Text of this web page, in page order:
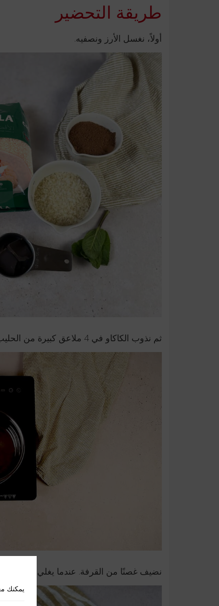
طريقة التحضير
أولاً، نغسل الأرز ونصفيه.
ثم نذوب الكاكاو في 4 ملاعق كبيرة من الحليب في قدر. نضف الحليب المتبقي ونقلب.
نضيف غصنًا من القرفة. عندما يغلي، نضيف الأرز
يمكنك